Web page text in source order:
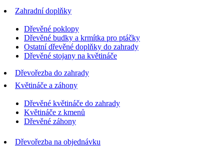
Zahradní doplňky
Dřevěné poklopy
Dřevěné budky a krmítka pro ptáčky
Ostatní dřevěné doplňky do zahrady
Dřevěné stojany na květináče
Dřevořezba do zahrady
Květináče a záhony
Dřevěné květináče do zahrady
Květináče z kmenů
Dřevěné záhony
Dřevořezba na objednávku